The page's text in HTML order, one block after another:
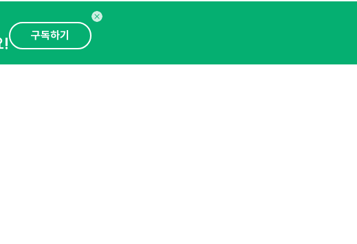
제휴문의 인사이터 신청
! 구독하기